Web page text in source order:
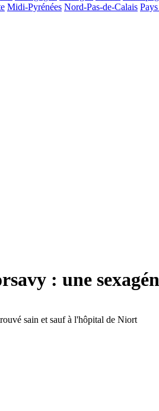
Midi-Pyrénées Nord-Pas-de-Calais
: une